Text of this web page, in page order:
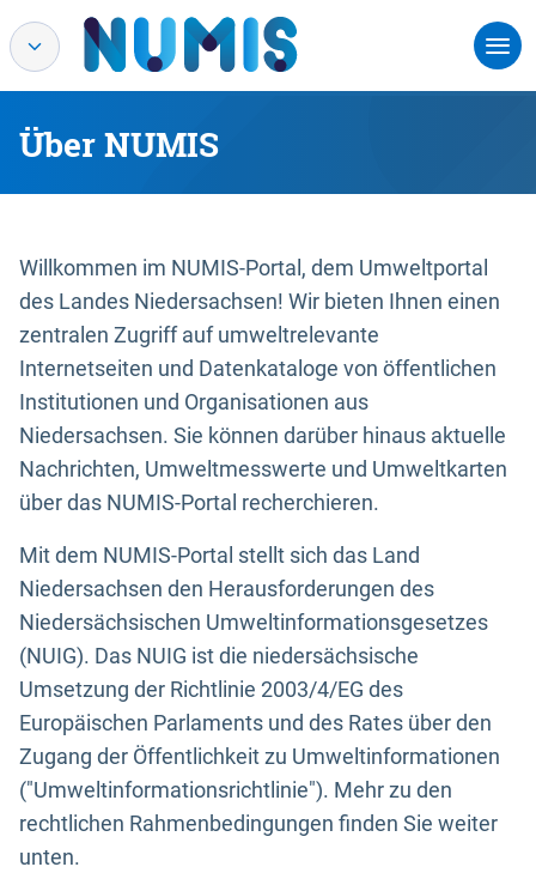
Über NUMIS
Willkommen im NUMIS-Portal, dem Umweltportal
des Landes Niedersachsen! Wir bieten Ihnen einen
zentralen Zugriff auf umweltrelevante
Internetseiten und Datenkataloge von öffentlichen
Institutionen und Organisationen aus
Niedersachsen. Sie können darüber hinaus aktuelle
Nachrichten, Umweltmesswerte und Umweltkarten
über das NUMIS-Portal recherchieren.
Mit dem NUMIS-Portal stellt sich das Land
Niedersachsen den Herausforderungen des
Niedersächsischen Umweltinformationsgesetzes
(NUIG). Das NUIG ist die niedersächsische
Umsetzung der Richtlinie 2003/4/EG des
Europäischen Parlaments und des Rates über den
Zugang der Öffentlichkeit zu Umweltinformationen
("Umweltinformationsrichtlinie"). Mehr zu den
rechtlichen Rahmenbedingungen finden Sie weiter
unten.